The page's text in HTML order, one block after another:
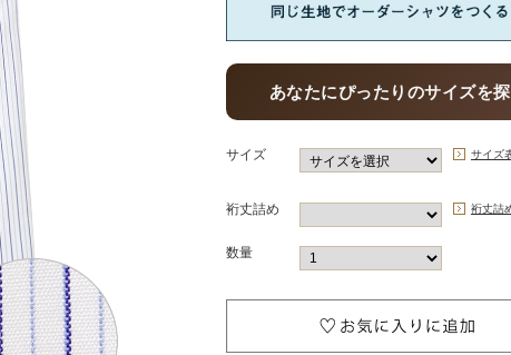
あなたにぴったりのサイズを
サイズ サイズ
裄丈詰め 裄丈詰
数量